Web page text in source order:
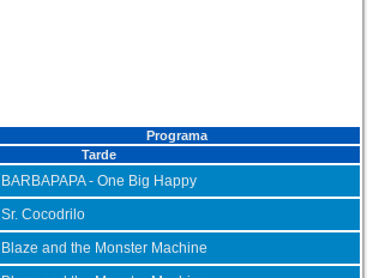
Programa
Tarde
BARBAPAPA - One Big Happy
Sr. Cocodrilo
Blaze and the Monster Machine